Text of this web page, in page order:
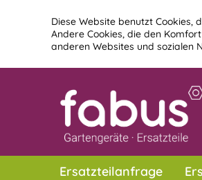
Diese Website benutzt
Andere Cookies, die den
anderen Websites und sozialen
Ersatzteilanfrage